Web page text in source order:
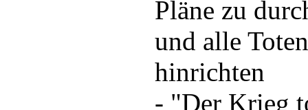
Pläne zu
und alle
hinrichten
- "Der Krieg